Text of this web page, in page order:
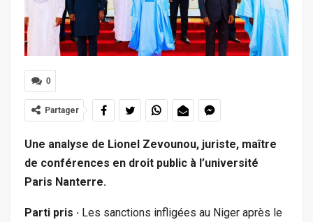
0
Partager
Une analyse de Lionel Zevounou, juriste, maître
de conférences en droit public à l’université
Paris Nanterre.
Parti pris · Les sanctions infligées au Niger après le